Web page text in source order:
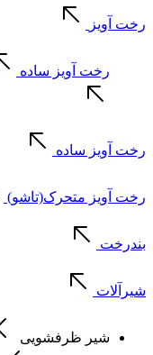
رخت آویز
رخت آویز ساده
رخت آویز ساده
رخت آویز متحرک(تاشو)
بندرخت
شیرآلات
شیر ظرفشویی